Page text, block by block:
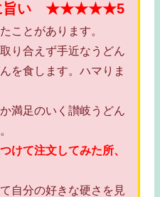
に旨い ★★★★★5
ことがあります。
り合えず手近なうどん
を食します。ハマりま
満足のいく讃岐うどん
けて注文してみた所、
自分の好きな硬さを見